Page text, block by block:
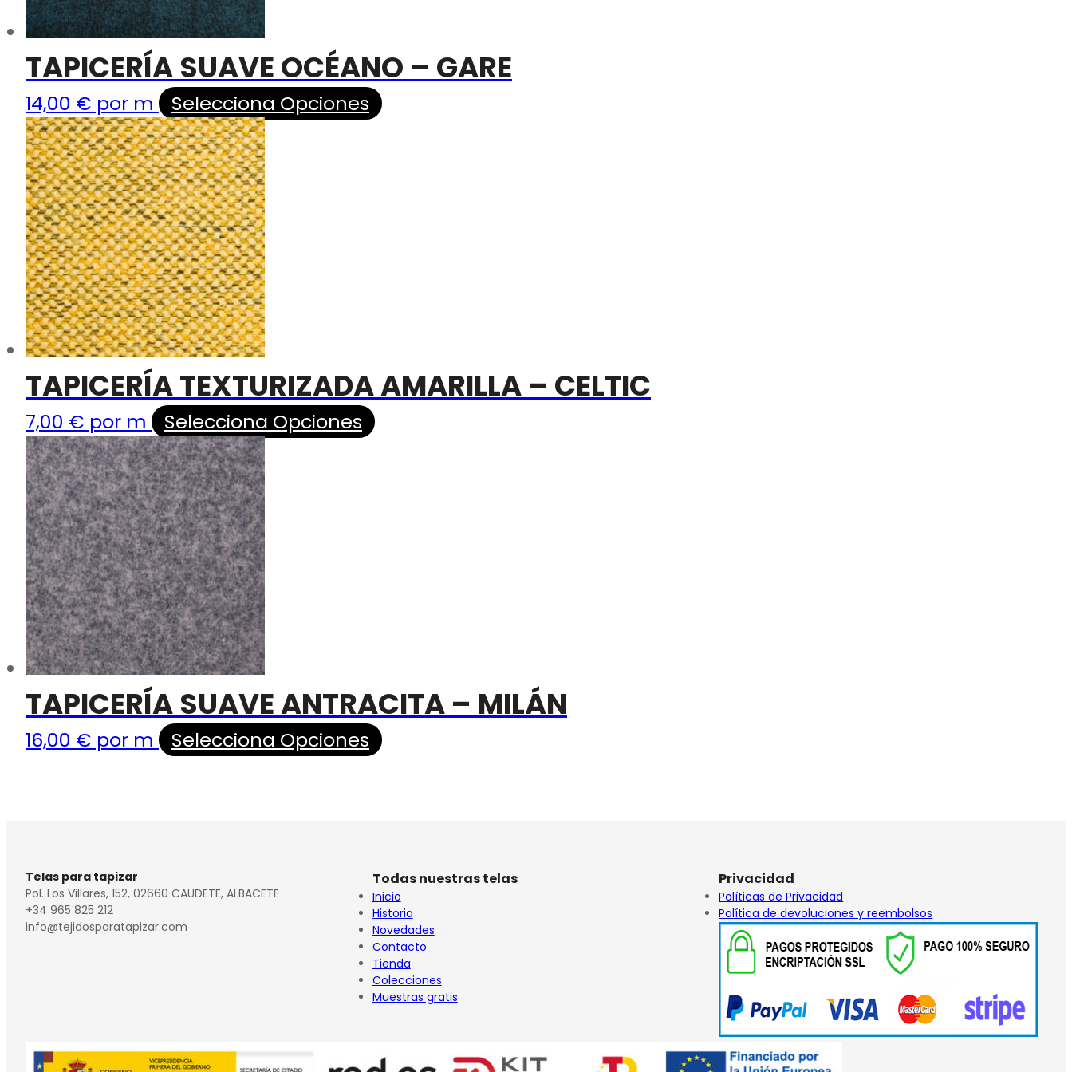
TAPICERÍA SUAVE OCÉANO – GARE
14,00 € por m Selecciona Opciones
TAPICERÍA TEXTURIZADA AMARILLA – CELTIC
7,00 € por m Selecciona Opciones
TAPICERÍA SUAVE ANTRACITA – MILÁN
16,00 € por m Selecciona Opciones
Telas para tapizar
Pol. Los Villares, 152, 02660 CAUDETE, ALBACETE
+34 965 825 212
info@tejidosparatapizar.com
Todas nuestras telas
Inicio
Historia
Novedades
Contacto
Tienda
Colecciones
Muestras gratis
Privacidad
Políticas de Privacidad
Política de devoluciones y reembolsos